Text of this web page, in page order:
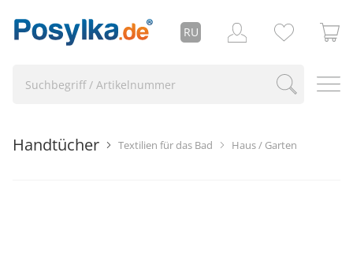
RU
Haus / Garten
Textilien für das Bad
Handtücher